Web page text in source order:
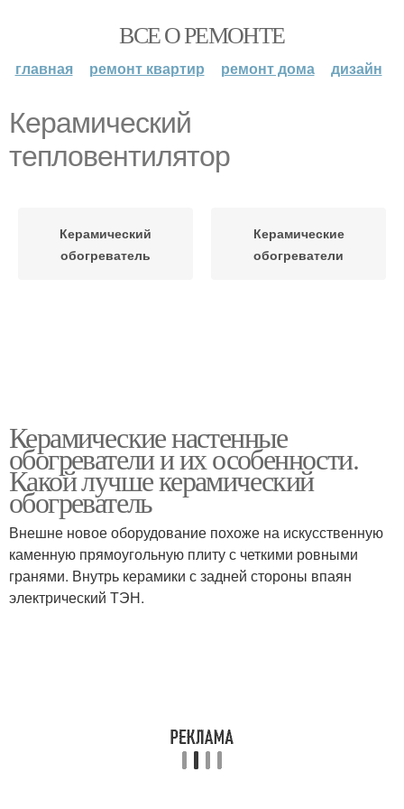
ВСЕ О РЕМОНТЕ
главная ремонт квартир ремонт дома дизайн
Керамический
тепловентилятор
Керамический
обогреватель
Керамические
обогреватели
Керамические настенные
обогреватели и их особенности.
Какой лучше керамический
обогреватель
Внешне новое оборудование похоже на искусственную
каменную прямоугольную плиту с четкими ровными
гранями. Внутрь керамики с задней стороны впаян
электрический ТЭН.